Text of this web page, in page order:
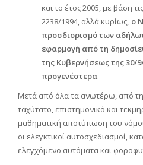
και το έτος 2005, με βάση
2238/1994, αλλά κυρίως, ο
προσδιορισμό των
εφαρμογή από τη
της Κυβερνήσεως της 30/
προγενέστερα.
Μετά από όλα τα ανωτέρω, από
ταχύτατο, επιστημονικό και
μαθηματική αποτύπωση του
οι ελεγκτικοί αυτοσχεδιασμοί,
ελεγχόμενο αυτόματα και